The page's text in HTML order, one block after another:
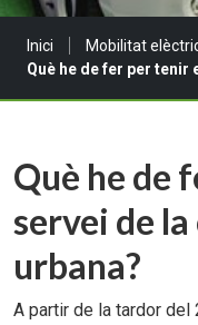
Sou a:
Inici Mobilitat
Què he de fer per tenir
Què he de
servei de
urbana?
A partir de la tardor del